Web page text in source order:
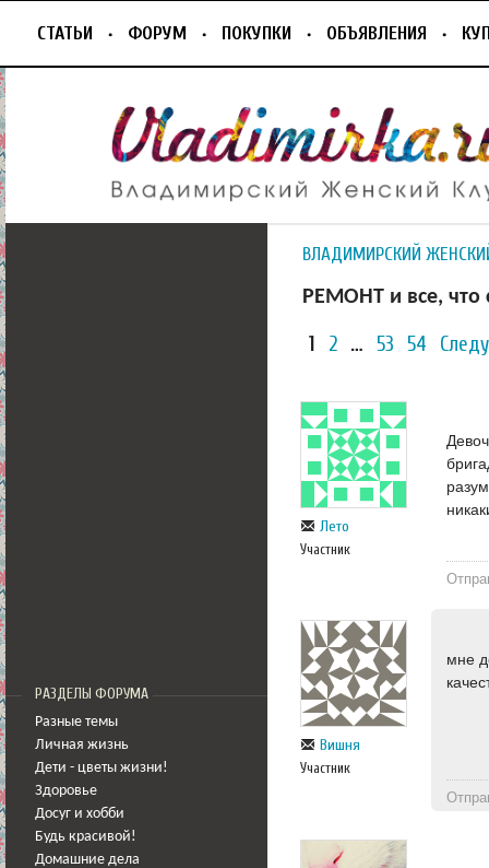
СТАТЬИ ФОРУМ ПОКУПКИ ОБЪЯВЛЕНИЯ
РАЗДЕЛЫ ФОРУМА
Разные темы
Личная жизнь
Дети - цветы жизни!
Здоровье
Досуг и хобби
Будь красивой!
Домашние дела
ВЛАДИМИРСКИЙ
РЕМОНТ и все, что
1 2 … 53 54
Лето
Участник
Вишня
Участник
мне